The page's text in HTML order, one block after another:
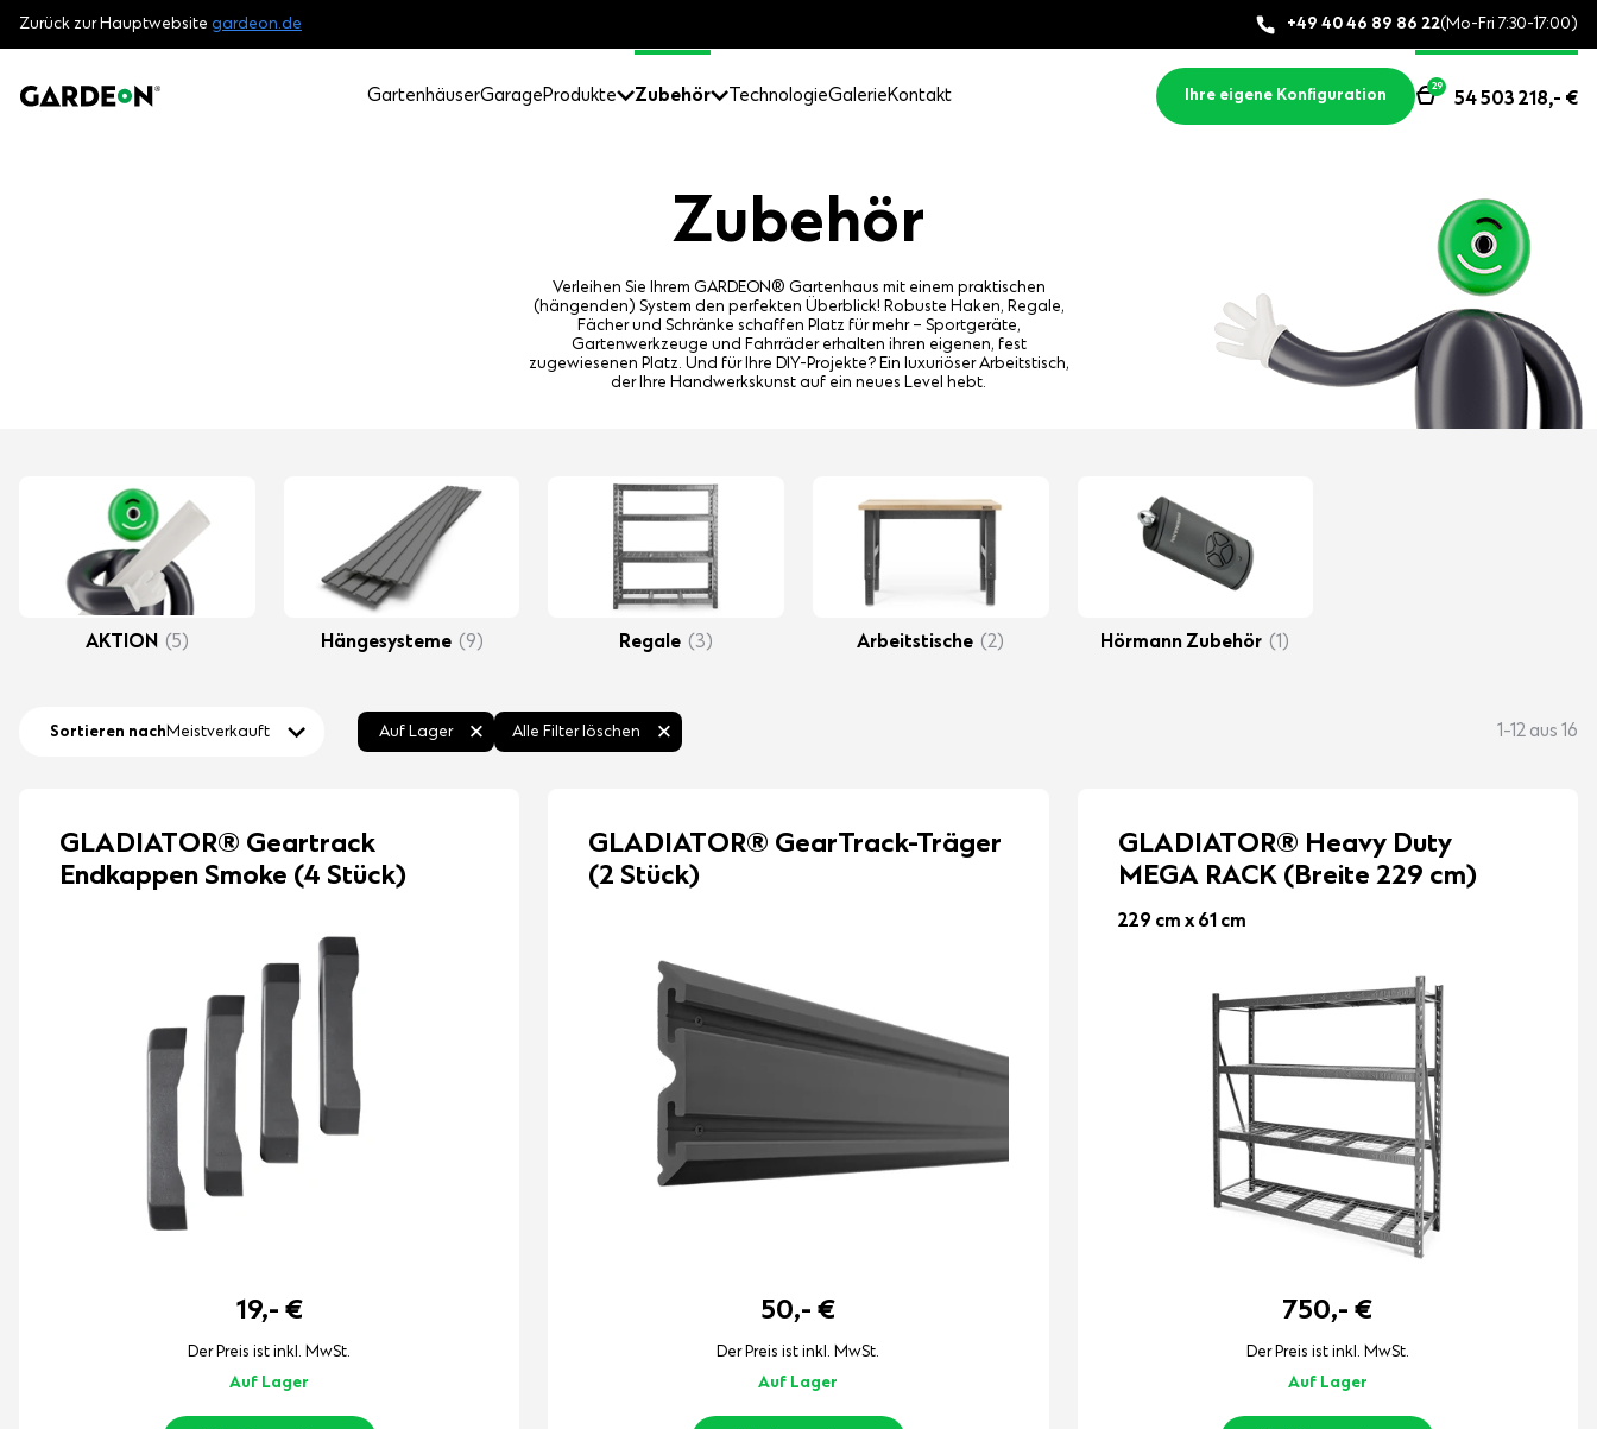
Zurück zur Hauptwebsite gardeon.de +49 40 46 89 86 22(Mo-Fri 7:30-17:00)
GartenhäuserGarageProdukte Zubehör TechnologieGalerieKontakt Ihre eigene Konfiguration 54 503 218,- €
29
Zubehör
Verleihen Sie Ihrem GARDEON® Gartenhaus mit einem praktischen
(hängenden) System den perfekten Überblick! Robuste Haken, Regale,
Fächer und Schränke schaffen Platz für mehr – Sportgeräte,
Gartenwerkzeuge und Fahrräder erhalten ihren eigenen, fest
zugewiesenen Platz. Und für Ihre DIY-Projekte? Ein luxuriöser Arbeitstisch,
der Ihre Handwerkskunst auf ein neues Level hebt.
AKTION (5) Hängesysteme (9) Regale (3) Arbeitstische (2) Hörmann Zubehör (1)
Sortieren nachMeistverkauft Auf Lager Alle Filter löschen 1-12 aus 16
GLADIATOR® Geartrack
Endkappen Smoke (4 Stück)
19,- €
Der Preis ist inkl. MwSt.
Auf Lager
GLADIATOR® GearTrack-Träger
(2 Stück)
50,-€
Der Preis ist inkl. MwSt.
Auf Lager
GLADIATOR® Heavy Duty
MEGA RACK (Breite 229 cm)
229 cm x 61 cm
750,- €
Der Preis ist inkl. MwSt.
Auf Lager